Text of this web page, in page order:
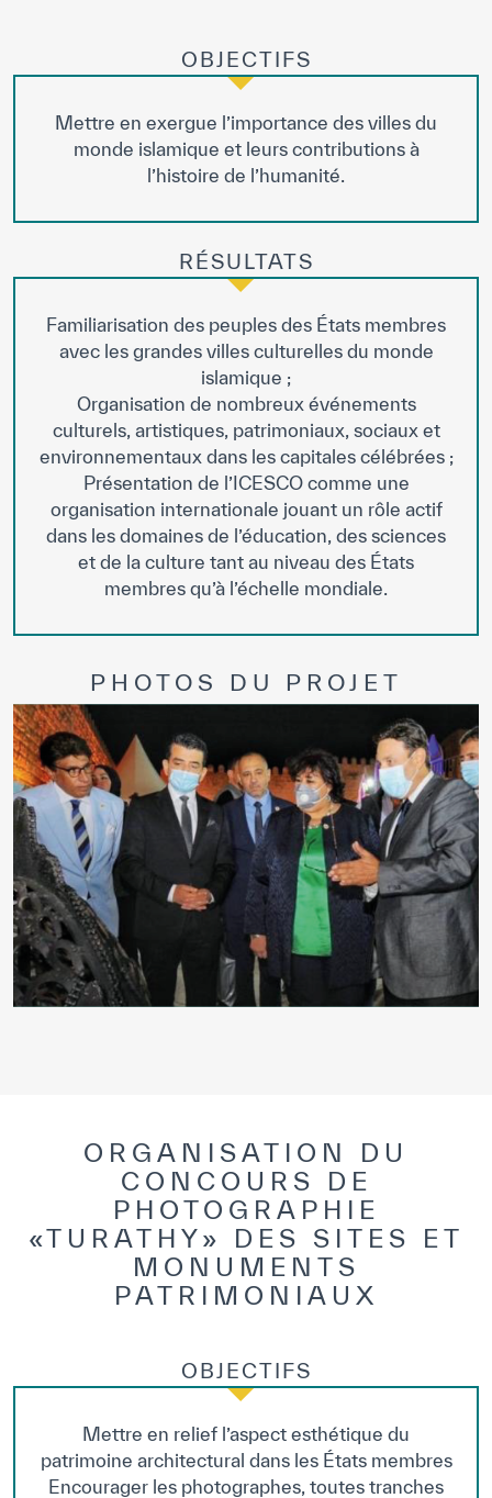
OBJECTIFS
Mettre en exergue l’importance des villes du
monde islamique et leurs contributions à
l’histoire de l’humanité.
RÉSULTATS
Familiarisation des peuples des États membres
avec les grandes villes culturelles du monde
islamique ;
Organisation de nombreux événements
culturels, artistiques, patrimoniaux, sociaux et
environnementaux dans les capitales célébrées ;
Présentation de l’ICESCO comme une
organisation internationale jouant un rôle actif
dans les domaines de l’éducation, des sciences
et de la culture tant au niveau des États
membres qu’à l’échelle mondiale.
PHOTOS DU PROJET
ORGANISATION DU
CONCOURS DE
PHOTOGRAPHIE
«TURATHY» DES SITES ET
MONUMENTS
PATRIMONIAUX
OBJECTIFS
Mettre en relief l’aspect esthétique du
patrimoine architectural dans les États membres
Encourager les photographes, toutes tranches